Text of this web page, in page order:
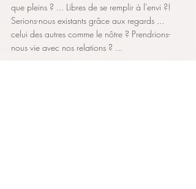
que pleins ? ... Libres de se remplir à l'envi ?!
Serions-nous existants grâce aux regards ...
celui des autres comme le nôtre ? Prendrions-
nous vie avec nos relations ? ...